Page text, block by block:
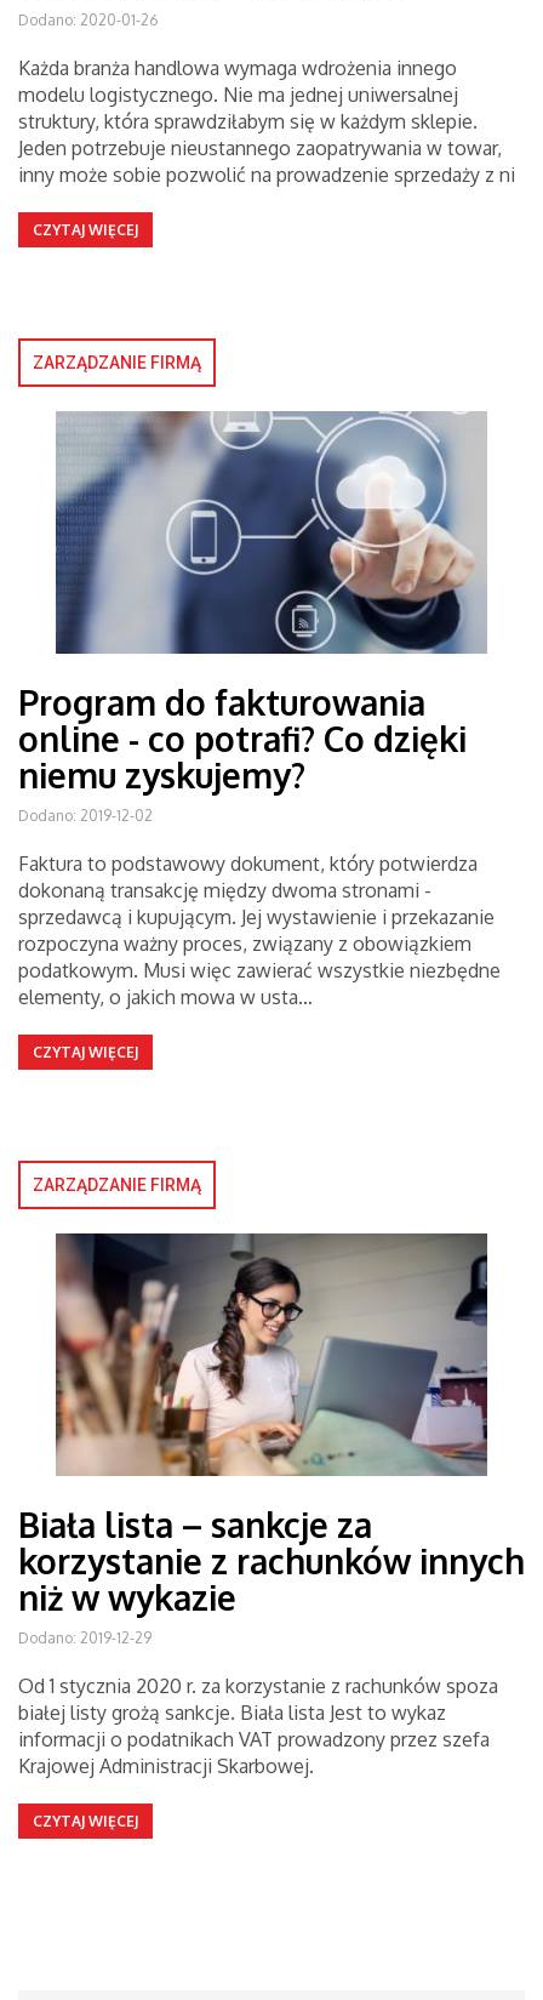
Dodano: 2020-01-26
Każda branża handlowa wymaga wdrożenia innego
modelu logistycznego. Nie ma jednej uniwersalnej
struktury, która sprawdziłabym się w każdym sklepie.
Jeden potrzebuje nieustannego zaopatrywania w towar,
inny może sobie pozwolić na prowadzenie sprzedaży z ni
CZYTAJ WIĘCEJ
ZARZĄDZANIE FIRMĄ
Program do fakturowania
online - co potrafi? Co dzięki
niemu zyskujemy?
Dodano: 2019-12-02
Faktura to podstawowy dokument, który potwierdza
dokonaną transakcję między dwoma stronami -
sprzedawcą i kupującym. Jej wystawienie i przekazanie
rozpoczyna ważny proces, związany z obowiązkiem
podatkowym. Musi więc zawierać wszystkie niezbędne
elementy, o jakich mowa w usta…
CZYTAJ WIĘCEJ
ZARZĄDZANIE FIRMĄ
Biała lista – sankcje za
korzystanie z rachunków innych
niż w wykazie
Dodano: 2019-12-29
Od 1 stycznia 2020 r. za korzystanie z rachunków spoza
białej listy grożą sankcje. Biała lista Jest to wykaz
informacji o podatnikach VAT prowadzony przez szefa
Krajowej Administracji Skarbowej.
CZYTAJ WIĘCEJ